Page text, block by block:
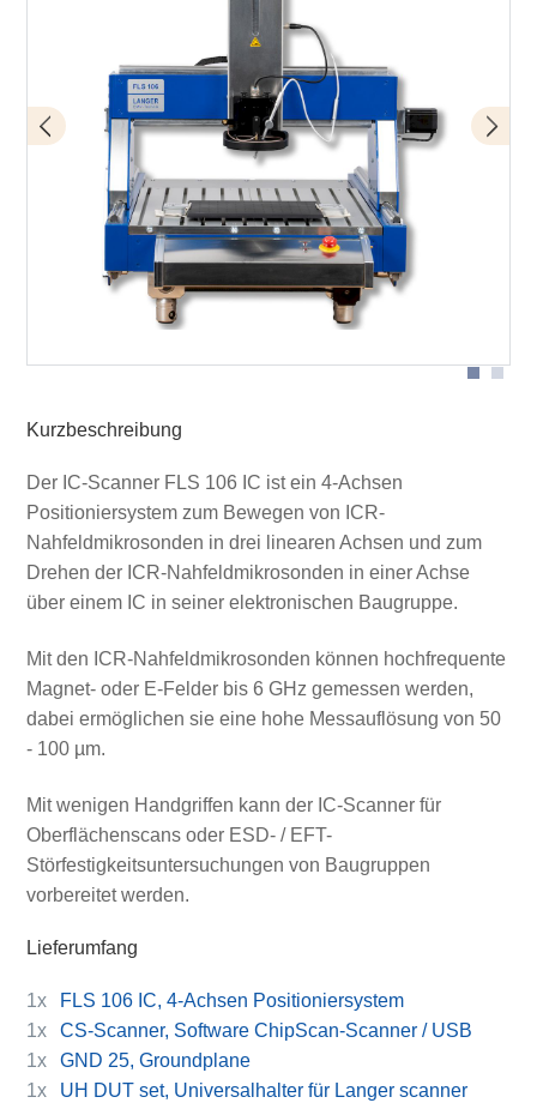
FLS 106 mit Mikrosonde ICR
Kurzbeschreibung
Der IC-Scanner FLS 106 IC ist ein 4-Achsen
Positioniersystem zum Bewegen von ICR-
Nahfeldmikrosonden in drei linearen Achsen und zum
Drehen der ICR-Nahfeldmikrosonden in einer Achse
über einem IC in seiner elektronischen Baugruppe.
Mit den ICR-Nahfeldmikrosonden können hochfrequente
Magnet- oder E-Felder bis 6 GHz gemessen werden,
dabei ermöglichen sie eine hohe Messauflösung von 50
- 100 µm.
Mit wenigen Handgriffen kann der IC-Scanner für
Oberflächenscans oder ESD- / EFT-
Störfestigkeitsuntersuchungen von Baugruppen
vorbereitet werden.
Lieferumfang
1x
FLS 106 IC, 4-Achsen Positioniersystem
1x
CS-Scanner, Software ChipScan-Scanner / USB
1x
GND 25, Groundplane
1x
UH DUT set, Universalhalter für Langer scanner